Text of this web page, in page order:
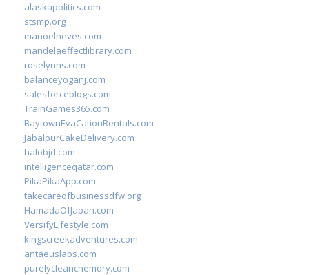
alaskapolitics.com
stsmp.org
manoelneves.com
mandelaeffectlibrary.com
roselynns.com
balanceyoganj.com
salesforceblogs.com
TrainGames365.com
BaytownEvaCationRentals.com
JabalpurCakeDelivery.com
halobjd.com
intelligenceqatar.com
PikaPikaApp.com
takecareofbusinessdfw.org
HamadaOfJapan.com
VersifyLifestyle.com
kingscreekadventures.com
antaeuslabs.com
purelycleanchemdry.com